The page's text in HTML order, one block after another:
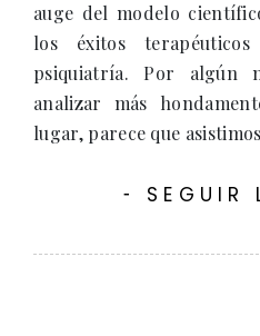
auge del modelo
los éxitos
psiquiatría. Por algún
analizar más
lugar, parece que
- SEGUIR